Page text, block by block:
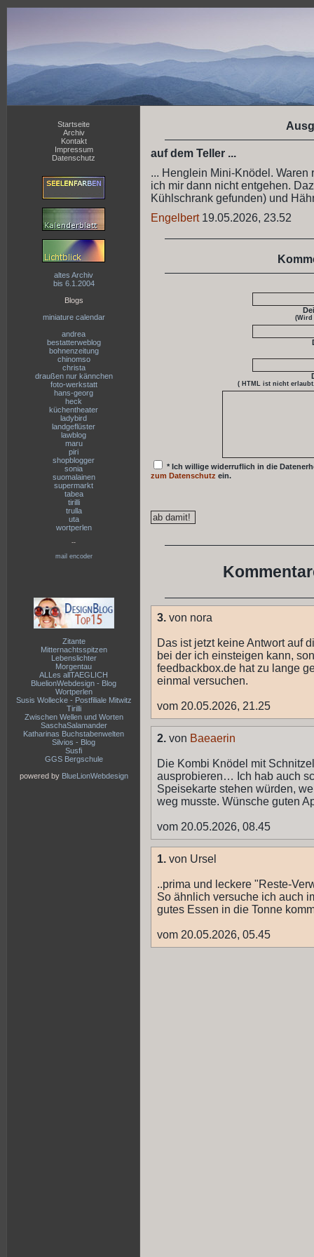
Startseite
Archiv
Kontakt
Impressum
Datenschutz
altes Archiv
bis 6.1.2004
Blogs
miniature calendar
andrea
bestatterweblog
bohnenzeitung
chinomso
christa
draußen nur kännchen
foto-werkstatt
hans-georg
heck
küchentheater
ladybird
landgeflüster
lawblog
maru
piri
shopblogger
sonia
suomalainen
supermarkt
tabea
tirilli
trulla
uta
wortperlen
--
mail encoder
Zitante
Mitternachtsspitzen
Lebenslichter
Morgentau
ALLes allTAEGLICH
BluelionWebdesign - Blog
Wortperlen
Susis Wollecke - Postfiliale Mitwitz
Tirilli
Zwischen Wellen und Worten
SaschaSalamander
Katharinas Buchstabenwelten
Silvios - Blog
Susfi
GGS Bergschule
powered by BlueLionWebdesign
auf dem Teller ...
... Henglein Mini-Knödel. Waren
ich mir dann nicht entgehen.
Kühlschrank gefunden) und
Engelbert19.05.2026, 23.52
(Wird
( HTML ist nicht
* Ich willige widerruflich in die
zum Datenschutz ein.
3. von nora
Das ist jetzt keine Antwort auf
bei der ich einsteigen kann,
feedbackbox.de hat zu lange
einmal versuchen.
vom 20.05.2026, 21.25
2. von Baeaerin
Die Kombi Knödel mit
ausprobieren… Ich hab auch
Speisekarte stehen würden,
weg musste. Wünsche guten
vom 20.05.2026, 08.45
1. von Ursel
..prima und leckere "Reste-
So ähnlich versuche ich auch
gutes Essen in die Tonne
vom 20.05.2026, 05.45